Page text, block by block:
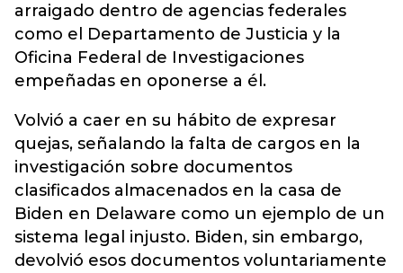
arraigado dentro de agencias federales
como el Departamento de Justicia y la
Oficina Federal de Investigaciones
empeñadas en oponerse a él.
Volvió a caer en su hábito de expresar
quejas, señalando la falta de cargos en la
investigación sobre documentos
clasificados almacenados en la casa de
Biden en Delaware como un ejemplo de un
sistema legal injusto. Biden, sin embargo,
devolvió esos documentos voluntariamente